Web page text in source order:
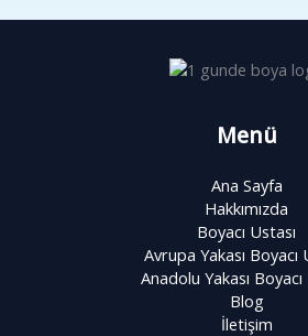
Menü
Ana Sayfa
Hakkımızda
Boyacı Ustası
Avrupa Yakası Boyacı
Anadolu Yakası Boyacı
Blog
İletişim